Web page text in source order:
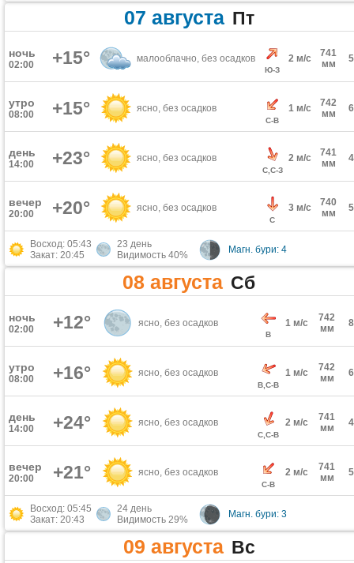
07 августа Пт
ночь
02:00 +15° малооблачно, без осадков
Ю-З
2 м/с
741
мм
утро
08:00 +15° ясно, без осадков
С-В
1 м/с
742
мм
день
14:00 +23° ясно, без осадков
С,С-З
2 м/с
741
мм
вечер
20:00 +20° ясно, без осадков
С
3 м/с
740
мм
Восход: 05:43
Закат: 20:45
23 день
Видимость 40%
Магн. бури: 4
08 августа Сб
ночь
02:00 +12° ясно, без осадков
В
1 м/с
742
мм
утро
08:00 +16° ясно, без осадков
В,С-В
1 м/с
742
мм
день
14:00 +24° ясно, без осадков
С,С-В
2 м/с
741
мм
вечер
20:00 +21° ясно, без осадков
С-В
2 м/с
741
мм
Восход: 05:45
Закат: 20:43
24 день
Видимость 29%
Магн. бури: 3
09 августа Вс